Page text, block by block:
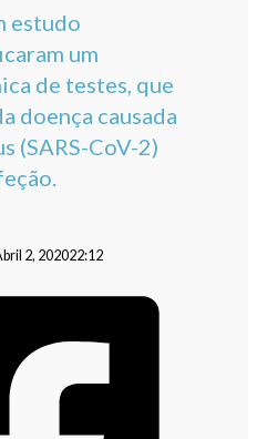
estudo
um
de testes, que
doença causada
(SARS-CoV-2)
2, 202022:12